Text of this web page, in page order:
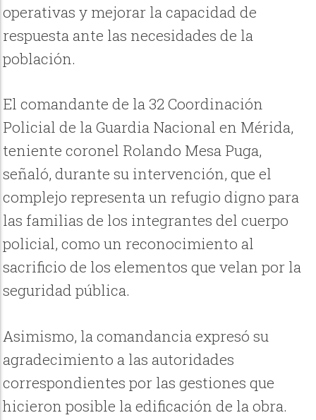
operativas y mejorar la capacidad de
respuesta ante las necesidades de la
población.
El comandante de la 32 Coordinación
Policial de la Guardia Nacional en Mérida,
teniente coronel Rolando Mesa Puga,
señaló, durante su intervención, que el
complejo representa un refugio digno para
las familias de los integrantes del cuerpo
policial, como un reconocimiento al
sacrificio de los elementos que velan por la
seguridad pública.
Asimismo, la comandancia expresó su
agradecimiento a las autoridades
correspondientes por las gestiones que
hicieron posible la edificación de la obra.